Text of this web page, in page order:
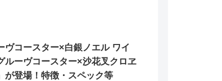
ヴコースター×白銀ノエル ワイ
ルーヴコースター×沙花叉クロヱ
が登場！特徴・スペック等